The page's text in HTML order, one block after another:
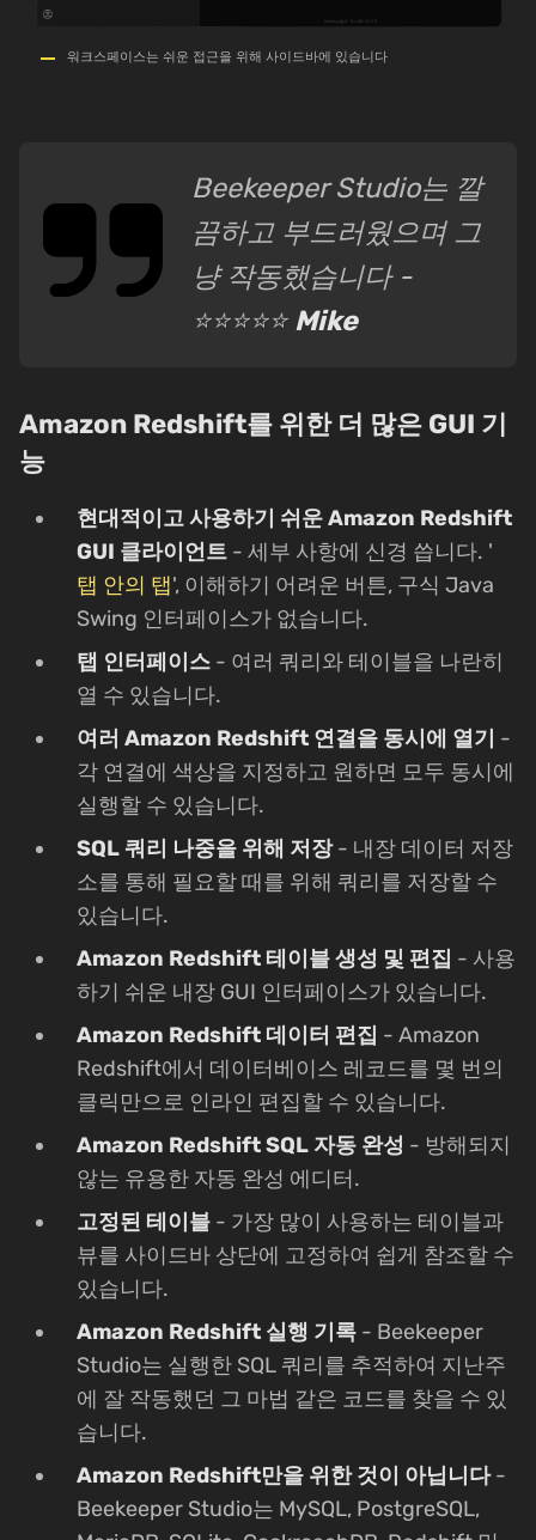
워크스페이스는 쉬운 접근을 위해 사이드바에 있습니다
Beekeeper Studio는 깔
끔하고 부드러웠으며 그
냥 작동했습니다 -
⭐⭐⭐⭐⭐ Mike
Amazon Redshift를 위한 더 많은 GUI 기
능
현대적이고 사용하기 쉬운 Amazon Redshift
GUI 클라이언트 - 세부 사항에 신경 씁니다. '
탭 안의 탭', 이해하기 어려운 버튼, 구식 Java
Swing 인터페이스가 없습니다.
탭 인터페이스 - 여러 쿼리와 테이블을 나란히
열 수 있습니다.
여러 Amazon Redshift 연결을 동시에 열기 -
각 연결에 색상을 지정하고 원하면 모두 동시에
실행할 수 있습니다.
SQL 쿼리 나중을 위해 저장- 내장 데이터 저장
소를 통해 필요할 때를 위해 쿼리를 저장할 수
있습니다.
Amazon Redshift 테이블 생성 및 편집 - 사용
하기 쉬운 내장 GUI 인터페이스가 있습니다.
Amazon Redshift 데이터 편집 - Amazon
Redshift에서 데이터베이스 레코드를 몇 번의
클릭만으로 인라인 편집할 수 있습니다.
Amazon Redshift SQL 자동 완성 - 방해되지
않는 유용한 자동 완성 에디터.
고정된 테이블 - 가장 많이 사용하는 테이블과
뷰를 사이드바 상단에 고정하여 쉽게 참조할 수
있습니다.
Amazon Redshift 실행 기록 - Beekeeper
Studio는 실행한 SQL 쿼리를 추적하여 지난주
에 잘 작동했던 그 마법 같은 코드를 찾을 수 있
습니다.
Amazon Redshift만을 위한 것이 아닙니다-
Beekeeper Studio는 MySQL, PostgreSQL,